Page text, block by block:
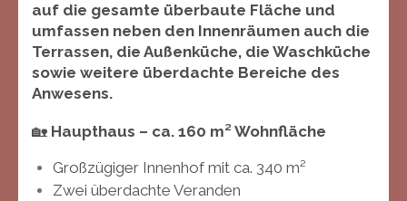
auf die gesamte überbaute Fläche und
umfassen neben den Innenräumen auch die
Terrassen, die Außenküche, die Waschküche
sowie weitere überdachte Bereiche des
Anwesens.
🏡 Haupthaus – ca. 160 m² Wohnfläche
Großzügiger Innenhof mit ca. 340 m²
Zwei überdachte Veranden